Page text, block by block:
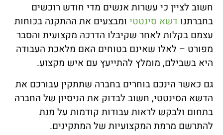
חשוב לציין כי עשרות אנשים מדי חודש רוכשים
בחברתנו דשא סינטטי ומבצעים את ההתקנה בכוחות
עצמם בקלות לאחר שקיבלו הדרכה מקצועית והסבר
מפורט – לאלו שאינם בטוחים האם מלאכת העבודה
היא בשבילם, מומלץ להתייעץ עם איש מקצוע.
גם כאשר הינכם בוחרים בחברה שתתקין עבורכם את
הדשא הסינטטי, חשוב לבדוק את הניסיון של החברה
בתחום ולבקש לראות עבודות קודמות על מנת
להתרשם מרמת המקצועיות של המתקינים.